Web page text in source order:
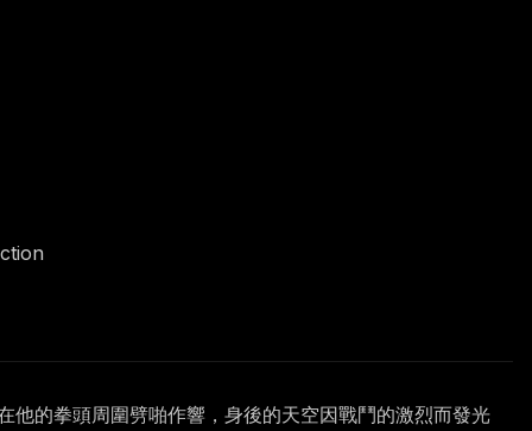
他的拳頭周圍劈啪作響，身後的天空因戰鬥的激烈而發光